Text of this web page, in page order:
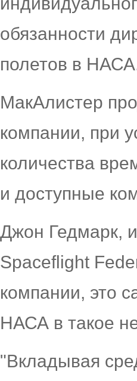
обязанности
полетов в
МакАлистер
компании, при
количества
и доступные
Джон Гедмарк,
Spaceflight
компании, это
НАСА в такое
"Вкладывая